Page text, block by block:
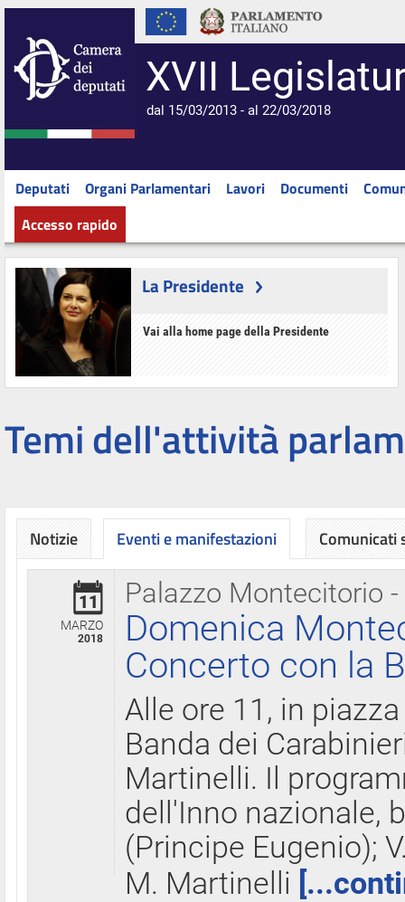
XVII
dal 15/03/2013 - al 22/03/2018
Deputati Organi Parlamentari Lavori Documenti
Accesso rapido
La Presidente
Vai alla home page della Presidente
Temi dell'attività
Notizie Eventi e manifestazioni
Palazzo Montecitorio
11
MARZO
2018
Domenica
Concerto con la
Alle ore 11, in
Banda dei
Martinelli. Il
dell'Inno nazionale,
(Principe Eugenio);
M. Martinelli
Comunicati